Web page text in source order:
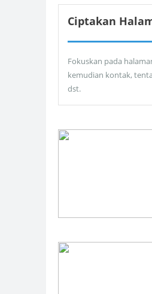
Ciptakan
Fokuskan pada
kemudian kontak,
dst.